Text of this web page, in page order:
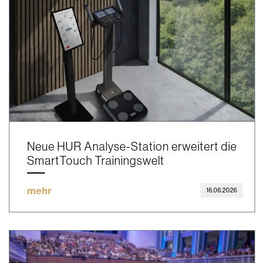
Neue HUR Analyse-Station erweitert die
SmartTouch Trainingswelt
mehr 16.06.2026